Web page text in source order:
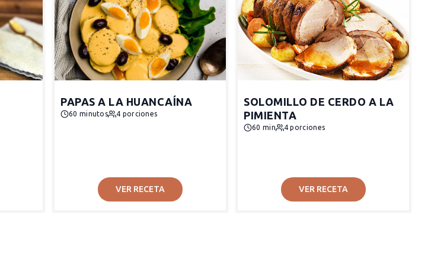
PAPAS A LA HUANCAÍNA
60 minutos 4 porciones
VER RECETA
SOLOMILLO DE CERDO A LA
PIMIENTA
60 min 4 porciones
VER RECETA